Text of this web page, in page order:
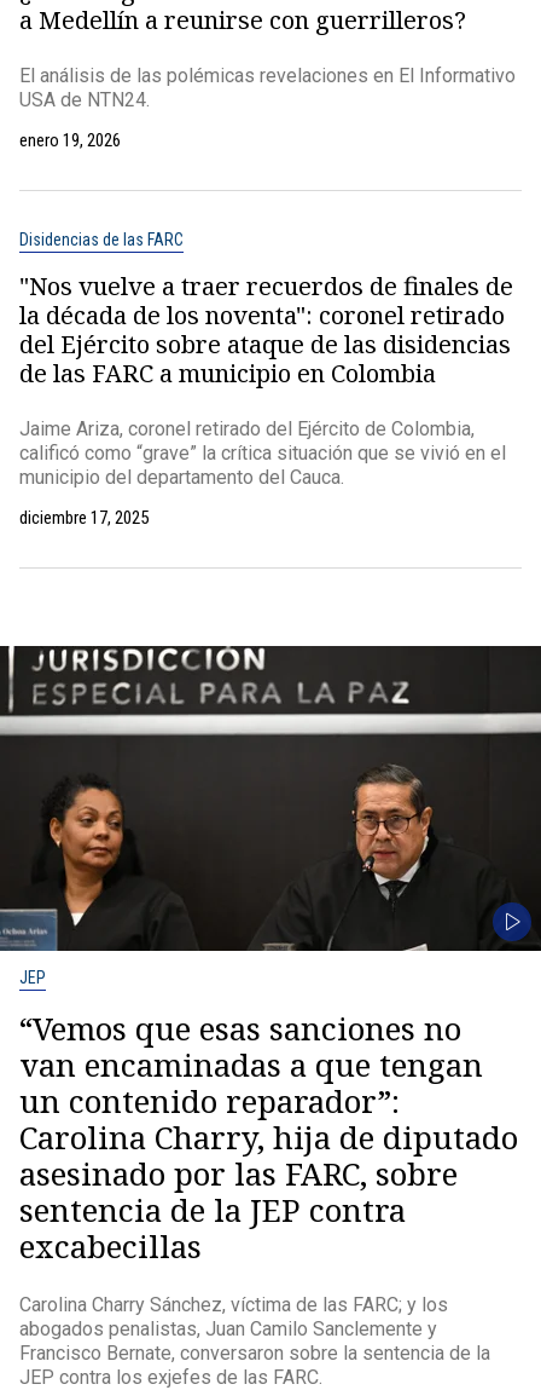
a Medellín a reunirse con guerrilleros?
El análisis de las polémicas revelaciones en El Informativo
USA de NTN24.
enero 19, 2026
Disidencias de las FARC
"Nos vuelve a traer recuerdos de finales de
la década de los noventa": coronel retirado
del Ejército sobre ataque de las disidencias
de las FARC a municipio en Colombia
Jaime Ariza, coronel retirado del Ejército de Colombia,
calificó como “grave” la crítica situación que se vivió en el
municipio del departamento del Cauca.
diciembre 17, 2025
JEP
“Vemos que esas sanciones no
van encaminadas a que tengan
un contenido reparador”:
Carolina Charry, hija de diputado
asesinado por las FARC, sobre
sentencia de la JEP contra
excabecillas
Carolina Charry Sánchez, víctima de las FARC; y los
abogados penalistas, Juan Camilo Sanclemente y
Francisco Bernate, conversaron sobre la sentencia de la
JEP contra los exjefes de las FARC.